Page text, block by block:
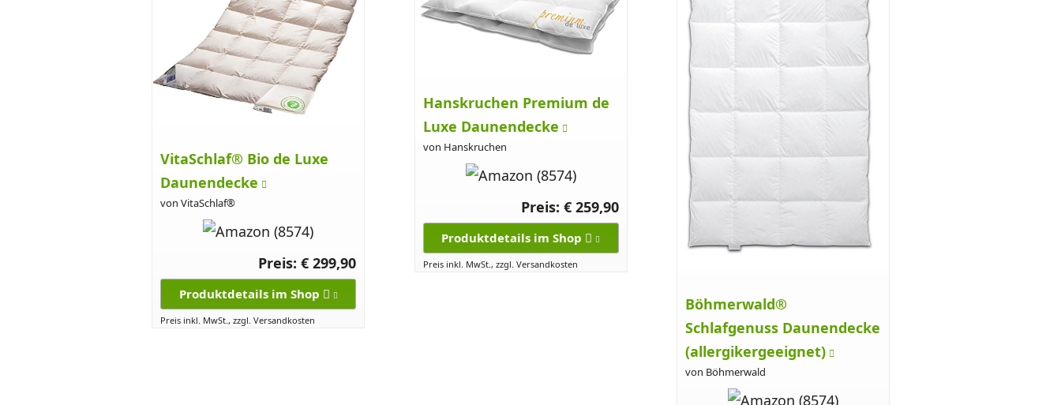
VitaSchlaf® Bio de Luxe
Daunendecke
von VitaSchlaf®
Preis: € 299,90
Produktdetails im Shop
Preis inkl. MwSt., zzgl. Versandkosten
Hanskruchen Premium de
Luxe Daunendecke
von Hanskruchen
Preis: € 259,90
Produktdetails im Shop
Preis inkl. MwSt., zzgl. Versandkosten
Böhmerwald®
Schlafgenuss Daunendecke
(allergikergeeignet)
von Böhmerwald